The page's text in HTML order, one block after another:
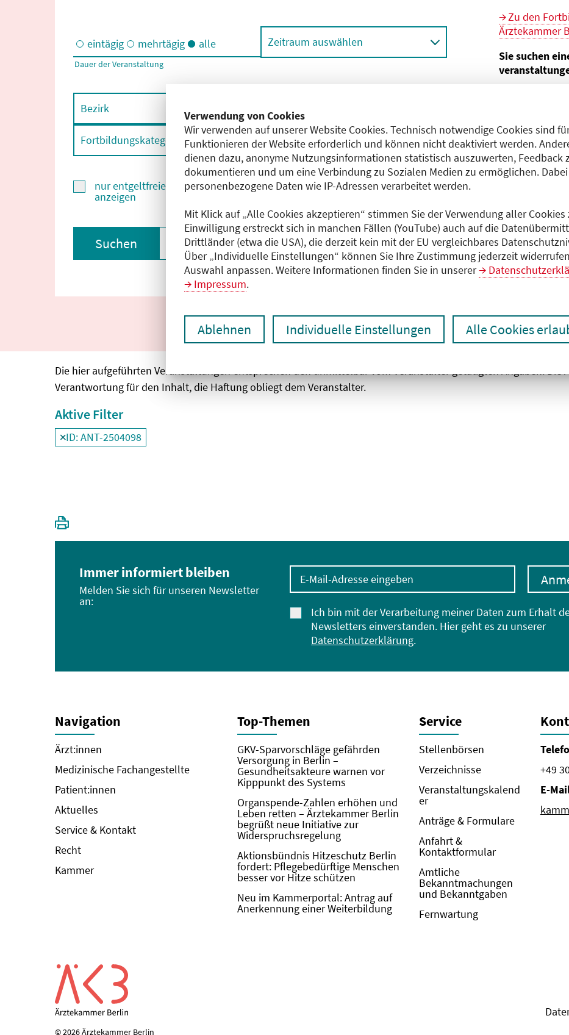
Verwendung von Cookies
Wir verwenden auf unserer Website Cookies. Technisch notwendige Cookies sind
Funktionieren der Website erforderlich und können nicht deaktiviert werden.
dienen dazu, anonyme Nutzungsinformationen statistisch auszuwerten, Feedback
dokumentieren und um eine Verbindung zu Sozialen Medien zu ermöglichen.
personenbezogene Daten wie IP-Adressen verarbeitet werden.
Mit Klick auf „Alle Cookies akzeptieren“ stimmen Sie der Verwendung aller Cookies
Einwilligung erstreckt sich in manchen Fällen (YouTube) auch auf die
Drittländer (etwa die USA), die derzeit kein mit der EU vergleichbares
Über „Individuelle Einstellungen“ können Sie Ihre Zustimmung jederzeit
Auswahl anpassen. Weitere Informationen finden Sie in unserer
Impressum.
Ablehnen Individuelle Einstellungen Alle Cookies
Eintägige und/oder mehrtägige Veranstaltungen
eintägig mehrtägig alle
Dauer der Veranstaltung
Zeitraum auswählen
Bezirk
Fortbildungskategorie Fachgebiet
nur entgeltfreie Fortbildungen
anzeigen
Suchen Filter zurücksetzen Ergebnisse drucken
Zu den
Ärztekammer
Sie suchen
Sie sind
Im
CME-
Anerkennung
Die hier aufgeführten Veranstaltungen entsprechen den unmittelbar vom Veranstalter getätigten Angaben.
Verantwortung für den Inhalt, die Haftung obliegt dem Veranstalter.
Aktive Filter
Filter
ID: ANT-2504098
deaktivieren und Suchergebnisse neu laden
Immer informiert bleiben
Melden Sie sich für unseren Newsletter
an:
E-Mail-Adresse eingeben
Ich bin mit der Verarbeitung meiner Daten zum Erhalt
Newsletters einverstanden. Hier geht es zu unserer
Datenschutzerklärung.
Navigation
Ärzt:innen
Medizinische Fachangestellte
Patient:innen
Aktuelles
Service & Kontakt
Recht
Kammer
Top-Themen
GKV-Sparvorschläge gefährden
Versorgung in Berlin –
Gesundheitsakteure warnen vor
Kipppunkt des Systems
Organspende-Zahlen erhöhen und
Leben retten – Ärztekammer Berlin
begrüßt neue Initiative zur
Widerspruchsregelung
Aktionsbündnis Hitzeschutz Berlin
fordert: Pflegebedürftige Menschen
besser vor Hitze schützen
Neu im Kammerportal: Antrag auf
Anerkennung einer Weiterbildung
Service
Stellenbörsen
Verzeichnisse
Veranstaltungskalend
er
Anträge & Formulare
Anfahrt &
Kontaktformular
Amtliche
Bekanntmachungen
und Bekanntgaben
Fernwartung
+49
E-
© 2026 Ärztekammer Berlin